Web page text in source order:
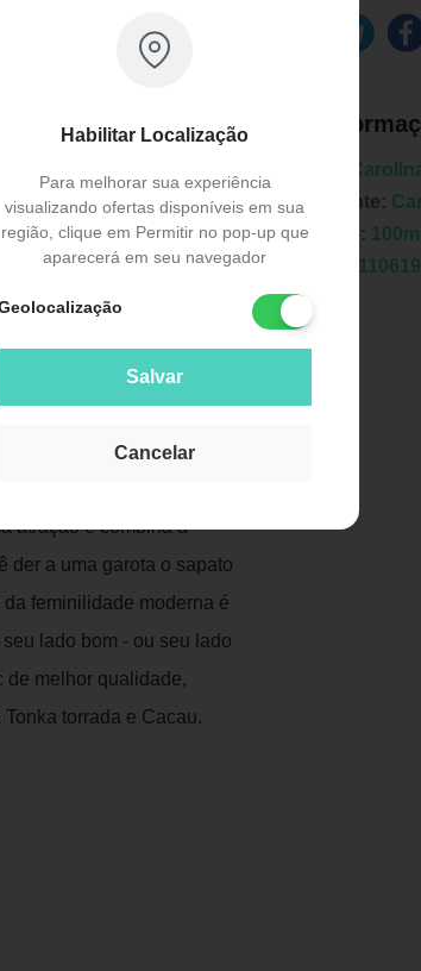
Habilitar Localização
Para melhorar sua experiência
visualizando ofertas disponíveis em sua
região, clique em Permitir no pop-up que
aparecerá em seu navegador
Salvar
Cancelar
EDP 80ml - 1 Loção
Amêndoa - Notas
Cacau Quando: Dia
Good Girl Feminino Eau
dualidade da mulher
Sempre ultrapassando o
Good Girl Feminino
brincalhona e uma
desafiando as
cativa homens e
verdadeiro eu; bom e
sua extrema
do
atração e combina a
der a uma garota o sapato
feminilidade moderna é
lado bom - ou seu lado
de melhor qualidade,
torrada e Cacau.
Fabricante:
Unidade: 100ml